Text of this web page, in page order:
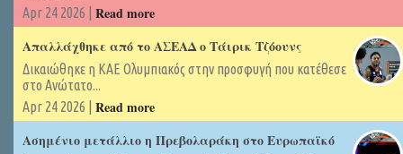
Apr 24 2026 | Read more
Απαλλάχθηκε από το ΑΣΕΑΔ ο Τάιρικ Τζόουνς
Δικαιώθηκε η ΚΑΕ Ολυμπιακός στην προσφυγή που κατέθεσε
στο Ανώτατο...
Apr 24 2026 | Read more
Ασημένιο μετάλλιο η Πρεβολαράκη στο Ευρωπαϊκό